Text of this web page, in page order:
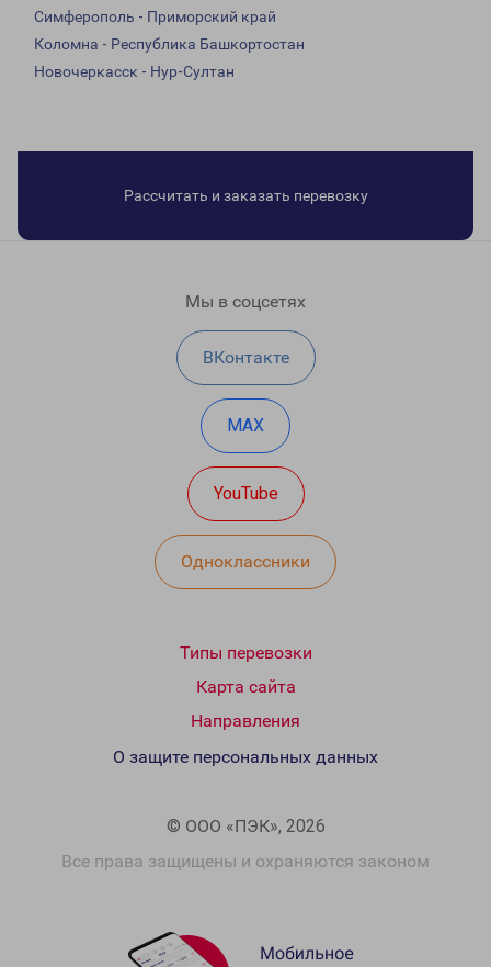
Симферополь - Приморский край
Коломна - Республика Башкортостан
Новочеркасск - Нур-Султан
Рассчитать и заказать перевозку
Мы в соцсетях
ВКонтакте
MAX
YouTube
Одноклассники
Типы перевозки
Карта сайта
Направления
© ООО «ПЭК», 2026
Все права защищены и охраняются законом
О защите персональных данных